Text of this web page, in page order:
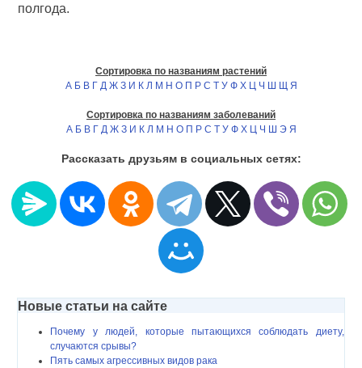
полгода.
Сортировка по названиям растений
А Б В Г Д Ж З И К Л М Н О П Р С Т У Ф Х Ц Ч Ш Щ Я
Сортировка по названиям заболеваний
А Б В Г Д Ж З И К Л М Н О П Р С Т У Ф Х Ц Ч Ш Э Я
Рассказать друзьям в социальных сетях:
Новые статьи на сайте
Почему у людей, которые пытающихся соблюдать диету,
случаются срывы?
Пять самых агрессивных видов рака